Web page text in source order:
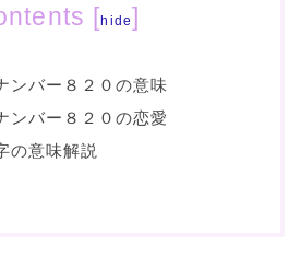
[hide]
ンバー８２０の意味
ンバー８２０の恋愛
の意味解説